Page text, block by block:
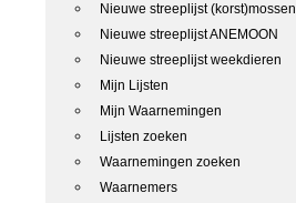
Nieuwe streeplijst (korst)mossen
Nieuwe streeplijst ANEMOON
Nieuwe streeplijst weekdieren
Mijn Lijsten
Mijn Waarnemingen
Lijsten zoeken
Waarnemingen zoeken
Waarnemers